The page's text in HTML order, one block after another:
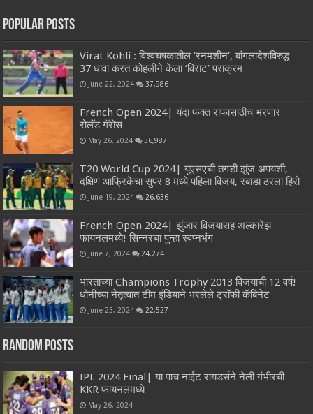
Popular Posts
Virat Kohli : विश्वचषकातील ‘रनमशीन’, बांगलादेशविरुद्ध
37 धावा करत कोहलीने केला ‘विराट’ पराक्रम
June 22, 2024 37,986
French Open 2024| यंदा फक्त राफासाठीच भरणार
रोलॅंड गॅरोस
May 26, 2024 36,987
T20 World Cup 2024| युएसएची तगडी झुंज अपयशी,
दक्षिण आफ्रिकेचा सुपर 8 मध्ये पहिला विजय, रबाडा ठरला हिरो
June 19, 2024 26,636
French Open 2024| झुंजार विजयासह अल्कारेझ
फायनलमध्ये! सिन्नरचा पुन्हा स्वप्नभंग
June 7, 2024 24,274
भारताच्या Champions Trophy 2013 विजयाची 12 वर्ष!
धोनीच्या नेतृत्वात टीम इंडियाने भरलेले ट्रॉफी कॅबिनेट
June 23, 2024 22,527
Random Posts
IPL 2024 Final| या पाच नाईट रायडर्सने नेली गंभीरची
KKR फायनलमध्ये
May 26, 2024